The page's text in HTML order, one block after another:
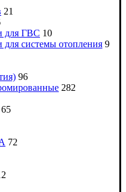
21
для ГВС 10
системы отопления 9
96
282
65
72